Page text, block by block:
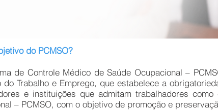
do PCMSO?
de Controle Médico de Saúde Ocupacional –
do Trabalho e Emprego, que estabelece a
e instituições que admitam trabalhadores
– PCMSO, com o objetivo de promoção e